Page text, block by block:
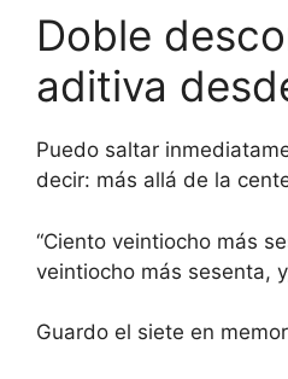
Doble
aditiva
Puedo saltar
decir: más allá de la
“Ciento veintiocho más
veintiocho más sesenta,
Guardo el siete en